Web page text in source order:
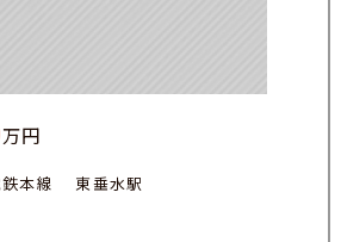
万円
鉄本線 東垂水駅